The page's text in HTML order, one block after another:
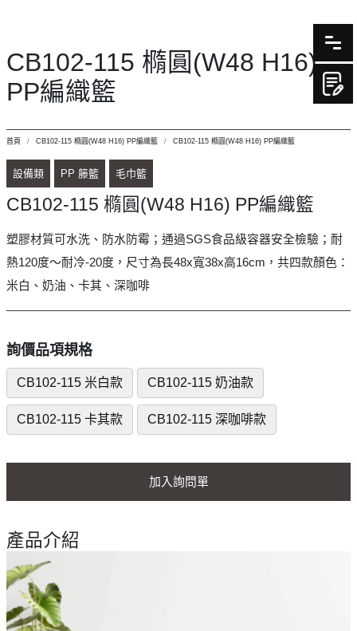
CB102-115 橢圓(W48 H16)
PP編織籃
首頁 CB102-115 橢圓(W48 H16) PP編織籃 CB102-115 橢圓(W48 H16) PP編織籃
設備類 PP 籐籃 毛巾籃
CB102-115 橢圓(W48 H16) PP編織籃
塑膠材質可水洗、防水防霉；通過SGS食品級容器安全檢驗；耐
熱120度～耐冷-20度，尺寸為長48x寬38x高16cm，共四款顏色：
米白、奶油、卡其、深咖啡
詢價品項規格
CB102-115 米白款 CB102-115 奶油款
CB102-115 卡其款 CB102-115 深咖啡款
加入詢問單
產品介紹